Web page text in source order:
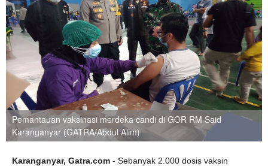
Pemantauan vaksinasi merdeka candi di GOR RM Said
Karanganyar (GATRA/Abdul Alim)
Karanganyar, Gatra.com - Sebanyak 2.000 dosis vaksin